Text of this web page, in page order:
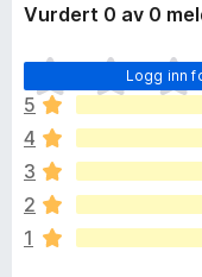
Vurdert 0 av 0
Logg inn
I
n
g
e
n
v
u
r
5
4
3
2
1